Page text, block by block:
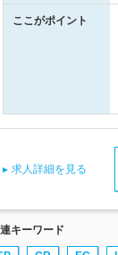
ここがポイント
求人詳細を見る
キーワード